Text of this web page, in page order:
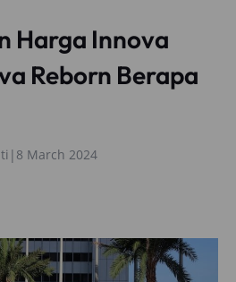
Harga Innova
Reborn Berapa
| 8 March 2024